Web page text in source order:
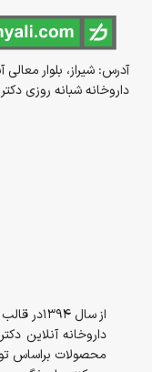
آدرس: شیراز، بلوار معالی
داروخانه شبانه روزی دکتر
داروخانه آنلاین
محصولات براساس